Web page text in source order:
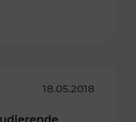
18.05.2018